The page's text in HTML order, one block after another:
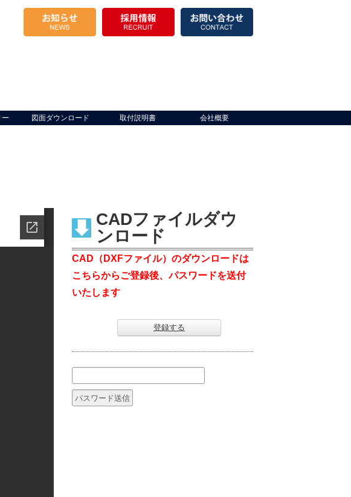
ー 図面ダウンロード 取付説明書 会社概要
CADファイルダウ
ンロード
CAD（DXFファイル）のダウンロードは
こちらからご登録後、パスワードを送付
いたします
登録する